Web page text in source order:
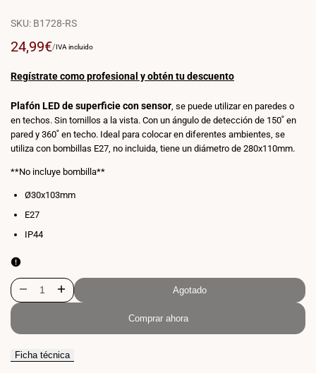
SKU: B1728-RS
Precio
venta
24,99€PRECIO
/POR
IVA incluido
Regístrate como profesional y obtén tu descuento
Plafón LED de superficie con sensor , se puede utilizar en paredes o
en techos. Sin tornillos a la vista. Con un ángulo de detección de 150˚ en
pared y 360˚ en techo. Ideal para colocar en diferentes ambientes, se
utiliza con bombillas E27, no incluida, tiene un diámetro de 280x110mm.
**No incluye bombilla**
Ø30x103mm
E27
IP44
Aumentar
Agotado
Comprar ahora
Ficha técnica